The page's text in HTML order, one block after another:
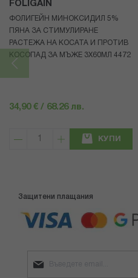
FOLIGAIN
ФОЛИГЕЙН МИНОКСИДИЛ 5%
ПЯНА ЗА СТИМУЛИРАНЕ
РАСТЕЖА НА КОСАТА И ПРОТИВ
КОСОПАД ЗА МЪЖЕ 3X60МЛ 4472
34,90 € / 68.26 лв.
КУПИ
Защитени плащания